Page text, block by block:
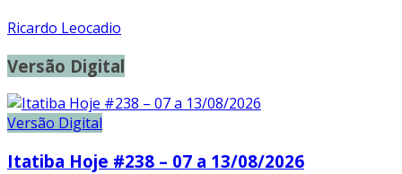
Ricardo Leocadio
Versão Digital
Versão Digital
Itatiba Hoje #238 – 07 a 13/08/2026